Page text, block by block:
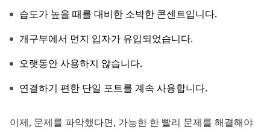
습도가 높을 때를 대비한 소박한 콘센트입니다.
개구부에서 먼지 입자가 유입되었습니다.
오랫동안 사용하지 않습니다.
연결하기 편한 단일 포트를 계속 사용합니다.
이제, 문제를 파악했다면, 가능한 한 빨리 문제를 해결해야